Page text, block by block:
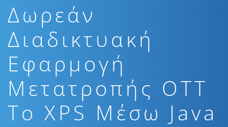
Δωρεάν
Διαδικτυακή
Εφαρμογή
Μετατροπής OTT
To XPS Μέσω Java